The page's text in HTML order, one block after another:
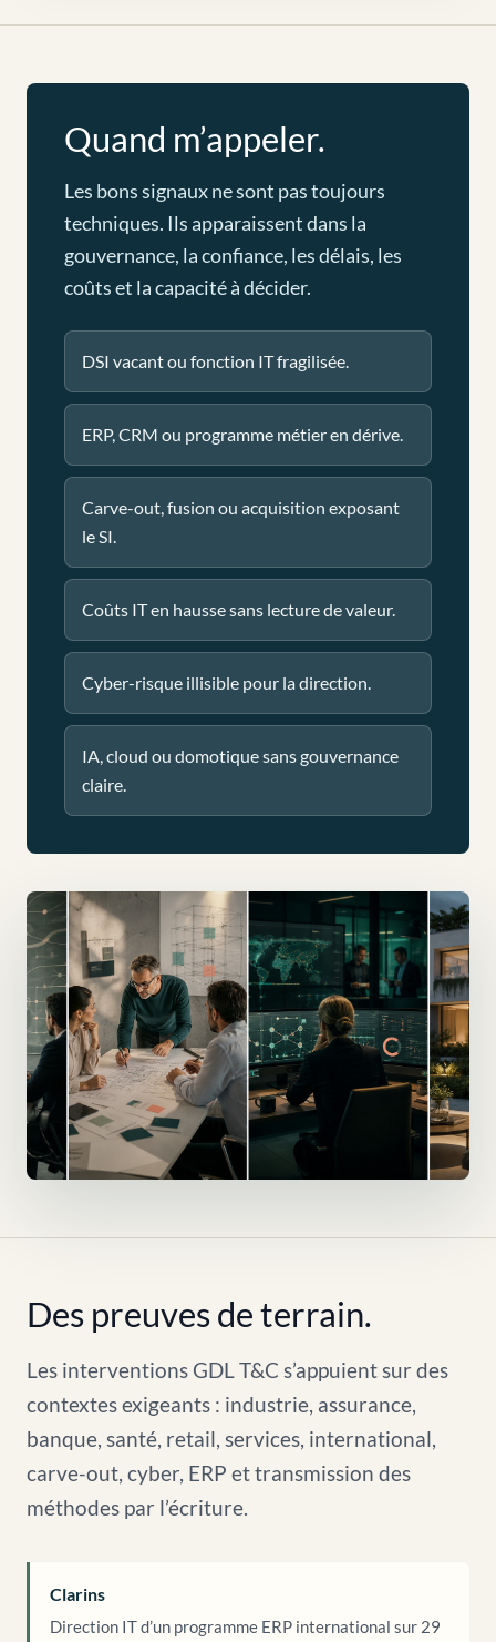
Quand m’appeler.
Les bons signaux ne sont pas toujours
techniques. Ils apparaissent dans la
gouvernance, la confiance, les délais, les
coûts et la capacité à décider.
DSI vacant ou fonction IT fragilisée.
ERP, CRM ou programme métier en dérive.
Carve-out, fusion ou acquisition exposant
le SI.
Coûts IT en hausse sans lecture de valeur.
Cyber-risque illisible pour la direction.
IA, cloud ou domotique sans gouvernance
claire.
Des preuves de terrain.
Les interventions GDL T&C s’appuient sur des
contextes exigeants : industrie, assurance,
banque, santé, retail, services, international,
carve-out, cyber, ERP et transmission des
méthodes par l’écriture.
Clarins
Direction IT d’un programme ERP international sur 29